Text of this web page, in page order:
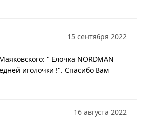
15 сентября 2022
" Елочка NORDMAN
иголочки !". Спасибо Вам
16 августа 2022